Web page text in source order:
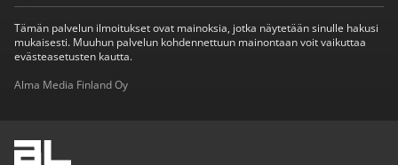
Tämän palvelun ilmoitukset ovat mainoksia, jotka näytetään sinulle hakusi
mukaisesti. Muuhun palvelun kohdennettuun mainontaan voit vaikuttaa
evästeasetusten kautta.
Alma Media Finland Oy